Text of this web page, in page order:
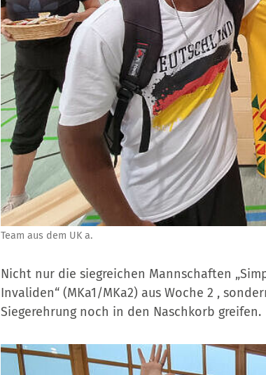
Team aus dem UK a.
Nicht nur die siegreichen Mannschaften
Invaliden“ (MKa1/MKa2) aus Woche 2 ,
Siegerehrung noch in den Naschkorb greifen.